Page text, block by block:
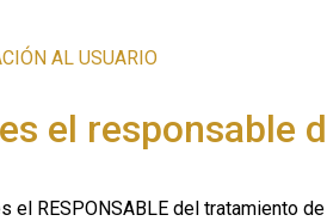
AL USUARIO
el responsable
el RESPONSABLE del tratamiento